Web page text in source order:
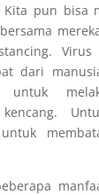
pun bisa
dari
untuk